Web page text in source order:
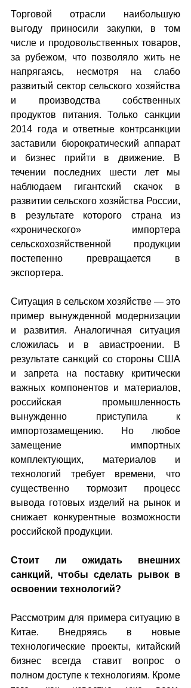
Торговой отрасли наибольшую
выгоду приносили закупки, в том
числе и продовольственных товаров,
за рубежом, что позволяло жить не
напрягаясь, несмотря на слабо
развитый сектор сельского хозяйства
и производства собственных
продуктов питания. Только санкции
2014 года и ответные контрсанкции
заставили бюрократический аппарат
и бизнес прийти в движение. В
течении последних шести лет мы
наблюдаем гигантский скачок в
развитии сельского хозяйства России,
в результате которого страна из
«хронического» импортера
сельскохозяйственной продукции
постепенно превращается в
экспортера.
Ситуация в сельском хозяйстве — это
пример вынужденной модернизации
и развития. Аналогичная ситуация
сложилась и в авиастроении. В
результате санкций со стороны США
и запрета на поставку критически
важных компонентов и материалов,
российская промышленность
вынужденно приступила к
импортозамещению. Но любое
замещение импортных
комплектующих, материалов и
технологий требует времени, что
существенно тормозит процесс
вывода готовых изделий на рынок и
снижает конкурентные возможности
российской продукции.
Стоит ли ожидать внешних
санкций, чтобы сделать рывок в
освоении технологий?
Рассмотрим для примера ситуацию в
Китае. Внедряясь в новые
технологические проекты, китайский
бизнес всегда ставит вопрос о
полном доступе к технологиям. Кроме